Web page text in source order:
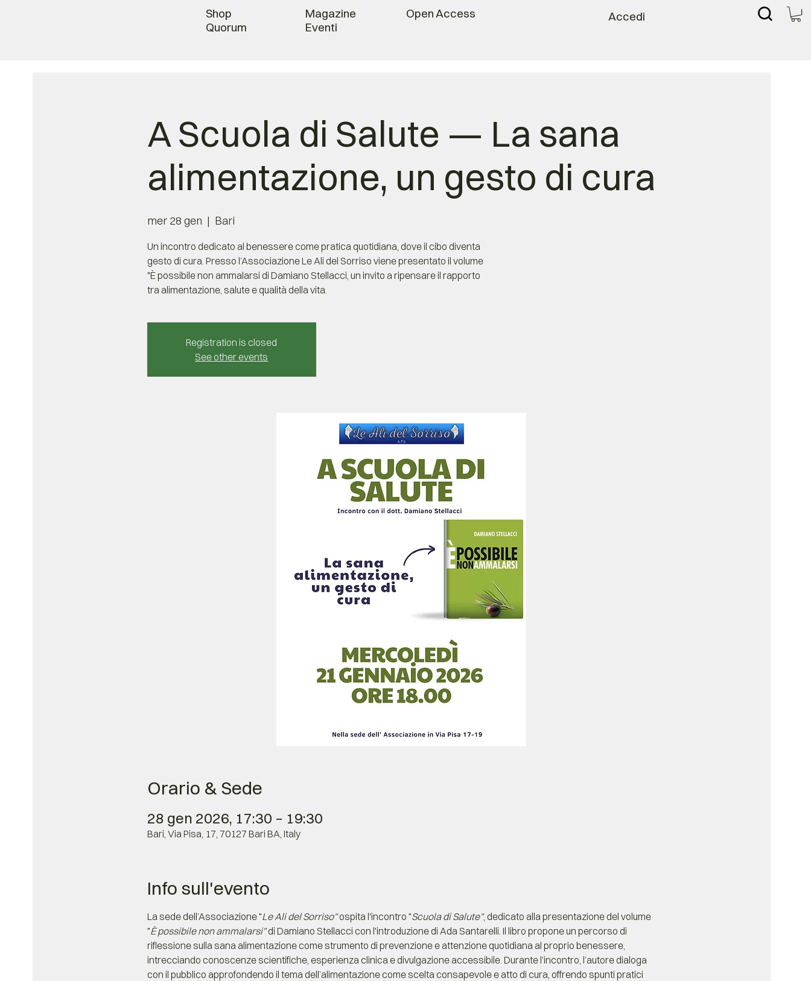
Magazine
Eventi
Shop
Quorum
Open Access Accedi
A Scuola di Salute — La sana
alimentazione, un gesto di cura
mer 28 gen
  |
Bari
Un incontro dedicato al benessere come pratica quotidiana, dove il cibo diventa
gesto di cura. Presso l’Associazione Le Ali del Sorriso viene presentato il volume
"È possibile non ammalarsi di Damiano Stellacci, un invito a ripensare il rapporto
tra alimentazione, salute e qualità della vita.
Registration is closed
See other events
Orario & Sede
28 gen 2026, 17:30 – 19:30
Bari, Via Pisa, 17, 70127 Bari BA, Italy
Info sull'evento
La sede dell’Associazione "Le Ali del Sorriso" ospita l'incontro "Scuola di Salute", dedicato alla presentazione del volume
"È possibile non ammalarsi" di Damiano Stellacci con l'introduzione di Ada Santarelli. Il libro propone un percorso di
riflessione sulla sana alimentazione come strumento di prevenzione e attenzione quotidiana al proprio benessere,
intrecciando conoscenze scientifiche, esperienza clinica e divulgazione accessibile. Durante l’incontro, l’autore dialoga
con il pubblico approfondendo il tema dell’alimentazione come scelta consapevole e atto di cura, offrendo spunti pratici